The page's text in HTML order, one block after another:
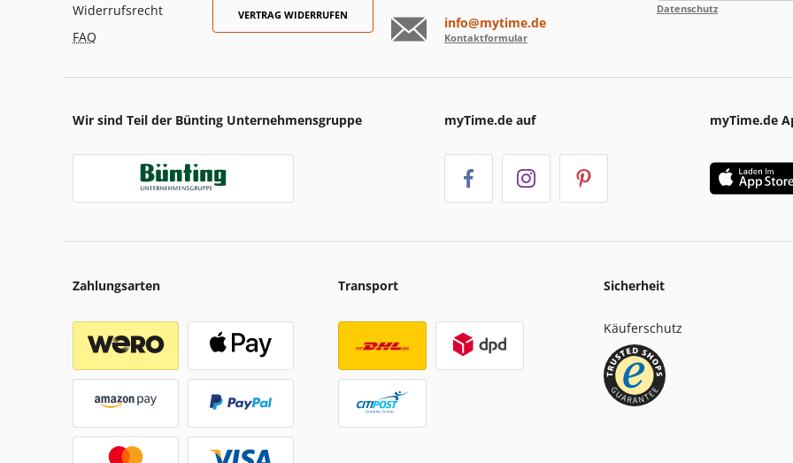
Widerrufsrecht
FAQ
VERTRAG WIDERRUFEN info@mytime.de
Kontaktformular
Datenschutz
Wir sind Teil der Bünting Unternehmensgruppe myTime.de auf myTime.de
Zahlungsarten Transport Sicherheit
Käuferschutz